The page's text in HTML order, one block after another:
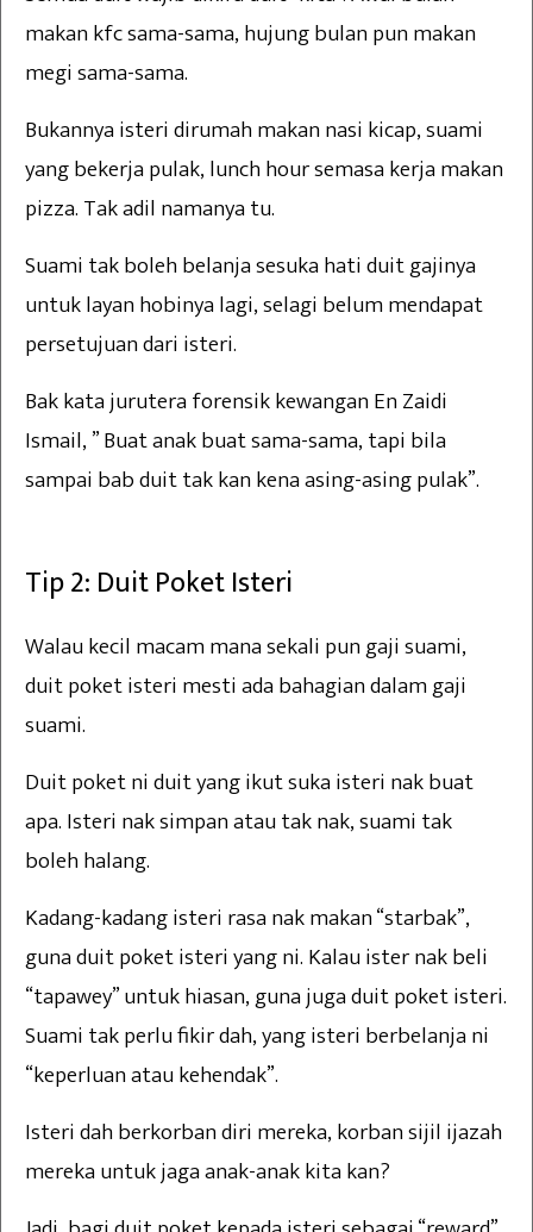
makan kfc sama-sama, hujung bulan pun makan
megi sama-sama.
Bukannya isteri dirumah makan nasi kicap, suami
yang bekerja pulak, lunch hour semasa kerja makan
pizza. Tak adil namanya tu.
Suami tak boleh belanja sesuka hati duit gajinya
untuk layan hobinya lagi, selagi belum mendapat
persetujuan dari isteri.
Bak kata jurutera forensik kewangan En Zaidi
Ismail, ” Buat anak buat sama-sama, tapi bila
sampai bab duit tak kan kena asing-asing pulak”.
Tip 2: Duit Poket Isteri
Walau kecil macam mana sekali pun gaji suami,
duit poket isteri mesti ada bahagian dalam gaji
suami.
Duit poket ni duit yang ikut suka isteri nak buat
apa. Isteri nak simpan atau tak nak, suami tak
boleh halang.
Kadang-kadang isteri rasa nak makan “starbak”,
guna duit poket isteri yang ni. Kalau ister nak beli
“tapawey” untuk hiasan, guna juga duit poket isteri.
Suami tak perlu fikir dah, yang isteri berbelanja ni
“keperluan atau kehendak”.
Isteri dah berkorban diri mereka, korban sijil ijazah
mereka untuk jaga anak-anak kita kan?